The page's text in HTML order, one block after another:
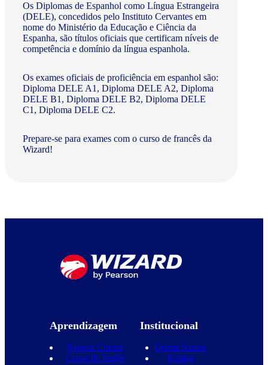
Os Diplomas de Espanhol como Língua Estrangeira
(DELE), concedidos pelo Instituto Cervantes em
nome do Ministério da Educação e Ciência da
Espanha, são títulos oficiais que certificam níveis de
competência e domínio da língua espanhola.
Os exames oficiais de proficiência em espanhol são:
Diploma DELE A1, Diploma DELE A2, Diploma
DELE B1, Diploma DELE B2, Diploma DELE
C1, Diploma DELE C2.
Prepare-se para exames com o curso de francês da
Wizard!
Aprendizagem
Nossos Cursos
Curso de Inglês
Institucional
Quem Somos
Equipe